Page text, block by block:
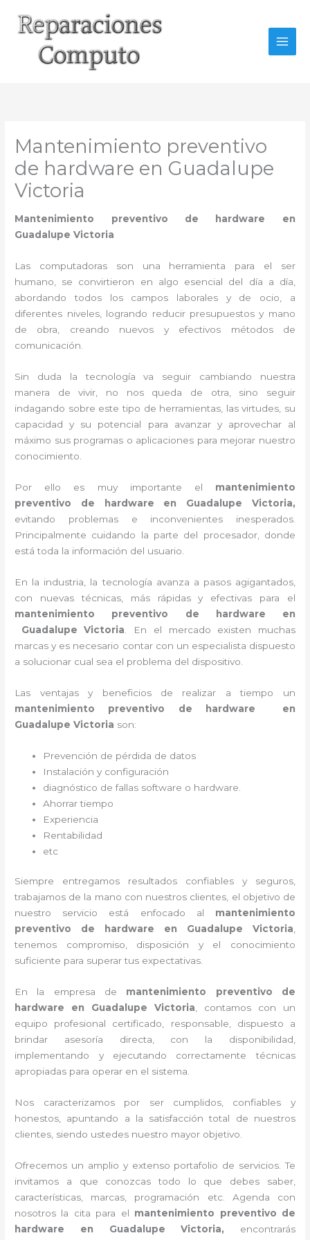
contenido
Mantenimiento preventivo
de hardware en Guadalupe
Victoria
Mantenimiento preventivo de hardware en
Guadalupe Victoria
Las computadoras son una herramienta para el ser
humano, se convirtieron en algo esencial del día a día,
abordando todos los campos laborales y de ocio, a
diferentes niveles, logrando reducir presupuestos y mano
de obra, creando nuevos y efectivos métodos de
comunicación.
Sin duda la tecnología va seguir cambiando nuestra
manera de vivir, no nos queda de otra, sino seguir
indagando sobre este tipo de herramientas, las virtudes, su
capacidad y su potencial para avanzar y aprovechar al
máximo sus programas o aplicaciones para mejorar nuestro
conocimiento.
Por ello es muy importante el mantenimiento
preventivo de hardware en Guadalupe Victoria,
evitando problemas e inconvenientes inesperados.
Principalmente cuidando la parte del procesador, donde
está toda la información del usuario.
En la industria, la tecnología avanza a pasos agigantados,
con nuevas técnicas, más rápidas y efectivas para el
mantenimiento preventivo de hardware en
Guadalupe Victoria . En el mercado existen muchas
marcas y es necesario contar con un especialista dispuesto
a solucionar cual sea el problema del dispositivo.
Las ventajas y beneficios de realizar a tiempo un
mantenimiento preventivo de hardware en
Guadalupe Victoria son:
Prevención de pérdida de datos
Instalación y configuración
diagnóstico de fallas software o hardware
Ahorrar tiempo
Experiencia
Rentabilidad
etc
Siempre entregamos resultados confiables y seguros,
trabajamos de la mano con nuestros clientes, el objetivo de
nuestro servicio está enfocado al mantenimiento
preventivo de hardware en Guadalupe Victoria
tenemos compromiso, disposición y el conocimiento
suficiente para superar tus expectativas.
En la empresa de mantenimiento preventivo de
hardware en Guadalupe Victoria , contamos con un
equipo profesional certificado, responsable, dispuesto a
brindar asesoría directa, con la disponibilidad,
implementando y ejecutando correctamente técnicas
apropiadas para operar en el sistema.
Nos caracterizamos por ser cumplidos, confiables y
honestos, apuntando a la satisfacción total de nuestros
clientes, siendo ustedes nuestro mayor objetivo.
Ofrecemos un amplio y extenso portafolio de servicios. Te
invitamos a que conozcas todo lo que debes saber,
características, marcas, programación etc. Agenda con
nosotros la cita para el mantenimiento preventivo de
hardware en Guadalupe Victoria, encontrarás